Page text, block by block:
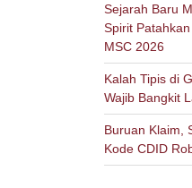
Sejarah Baru
Spirit
MSC 2026
Kalah Tipis di
Wajib Bangkit
Buruan Klaim,
Kode CDID